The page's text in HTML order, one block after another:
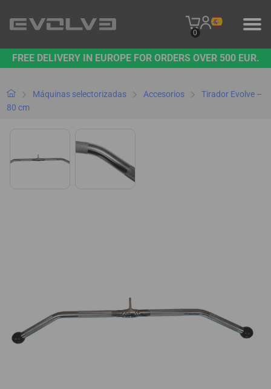
0
PRODUCTOS
NUESTRA MARCA
B2B PLATFORM
FREE DELIVERY IN EUROPE FOR ORDERS OVER 500 EUR.
Máquinas selectorizadas Accesorios
Tirador Evolve –
80 cm